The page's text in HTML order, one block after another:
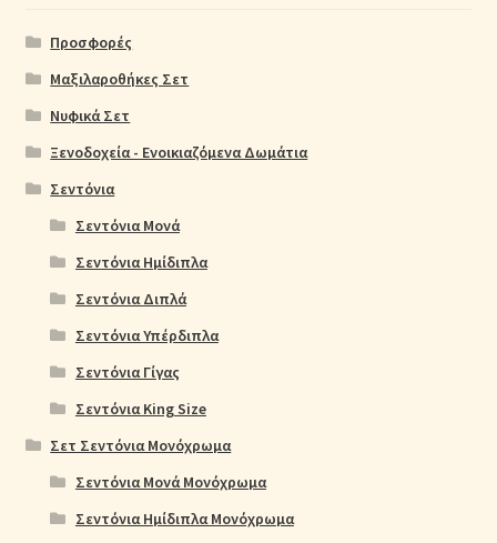
Προσφορές
Μαξιλαροθήκες Σετ
Νυφικά Σετ
Ξενοδοχεία - Ενοικιαζόμενα Δωμάτια
Σεντόνια
Σεντόνια Μονά
Σεντόνια Ημίδιπλα
Σεντόνια Διπλά
Σεντόνια Υπέρδιπλα
Σεντόνια Γίγας
Σεντόνια King Size
Σετ Σεντόνια Μονόχρωμα
Σεντόνια Μονά Μονόχρωμα
Σεντόνια Ημίδιπλα Μονόχρωμα